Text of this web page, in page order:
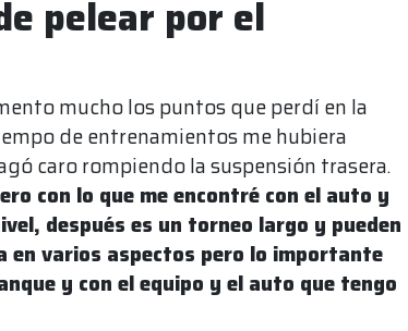
pelear por el
mucho los puntos que perdí en la
de entrenamientos me hubiera
caro rompiendo la suspensión trasera.
con lo que me encontré con el auto y
después es un torneo largo y pueden
en varios aspectos pero lo importante
y con el equipo y el auto que tengo